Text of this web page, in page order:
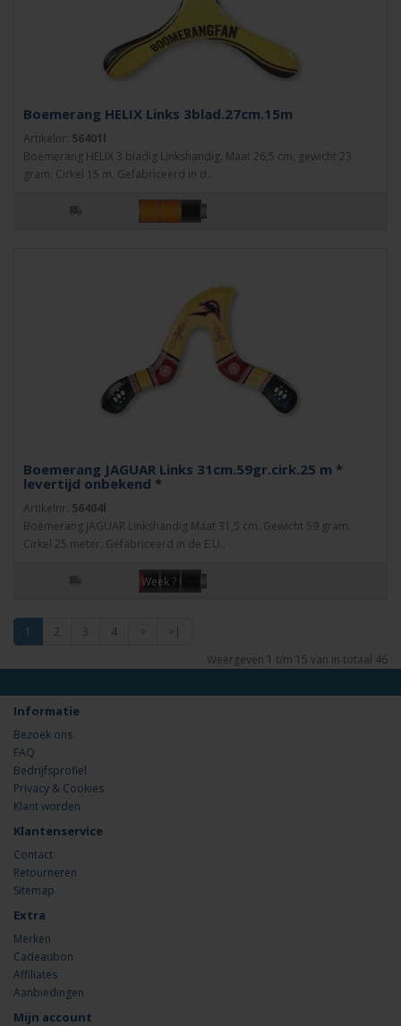
Boemerang HELIX Links 3blad.27cm.15m
Artikelnr: 56401l
Boemerang HELIX 3 bladig Linkshandig. Maat 26,5 cm, gewicht 23
gram. Cirkel 15 m. Gefabriceerd in d..
Boemerang JAGUAR Links 31cm.59gr.cirk.25 m *
levertijd onbekend *
Artikelnr: 56404l
Boemerang JAGUAR Linkshandig Maat 31,5 cm. Gewicht 59 gram.
Cirkel 25 meter. Gefabriceerd in de E.U..
Week ?
1 2 3 4 >
>|
Weergeven 1 t/m 15 van in totaal 46
Informatie
Bezoek ons
FAQ
Bedrijfsprofiel
Privacy & Cookies
Klant worden
Klantenservice
Contact
Retourneren
Sitemap
Extra
Merken
Cadeaubon
Affiliates
Aanbiedingen
Mijn account